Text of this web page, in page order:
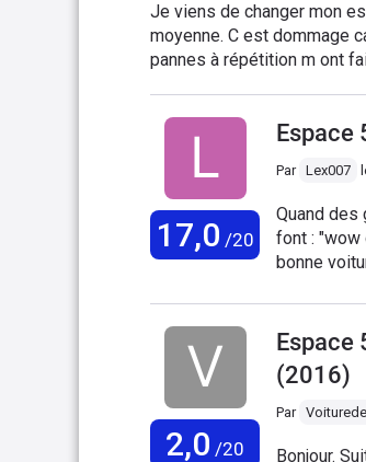
réservoir
environ 55
Je viens de changer mon
moyenne. C est dommage
pannes à répétition m ont
à contrôler ,
17,0 /20
Espace
Par Lex007
Quand des
font : "wow
bonne
trop mou,
en mixte.
se sent
choix du
humeur et
2,0 /20
Espace
(2016)
Par
Bonjour.